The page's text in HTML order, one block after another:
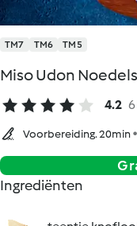
TM7 TM6 TM5
Miso Udon Noedels
4.2
Voorbereiding. 20min
Ingrediënten